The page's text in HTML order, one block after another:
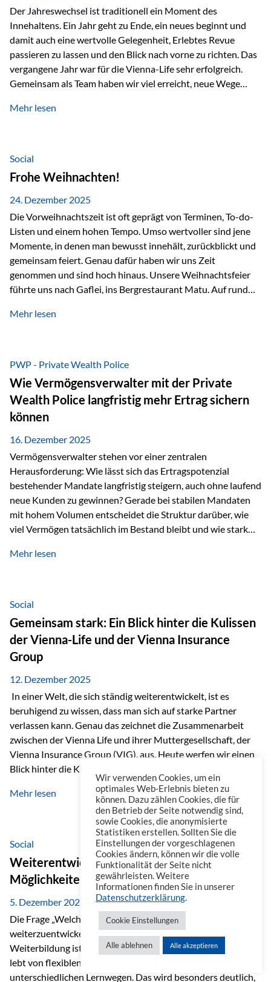
Der Jahreswechsel ist traditionell ein Moment des
Innehaltens. Ein Jahr geht zu Ende, ein neues beginnt und
damit auch eine wertvolle Gelegenheit, Erlebtes Revue
passieren zu lassen und den Blick nach vorne zu richten. Das
vergangene Jahr war für die Vienna-Life sehr erfolgreich.
Gemeinsam als Team haben wir viel erreicht, neue Wege
Veranstaltungen wie der Schnifisschnauf, aber auch unsere
starkes Miteinander ist. Neben diesen gemeinsamen
Erlebnissen konnten wir…
Mehr lesen
Social
Frohe Weihnachten!
24. Dezember 2025
Die Vorweihnachtszeit ist oft geprägt von Terminen, To-do-
Listen und einem hohen Tempo. Umso wertvoller sind jene
Momente, in denen man bewusst innehält, zurückblickt und
gemeinsam feiert. Genau dafür haben wir uns Zeit
genommen und sind hoch hinaus. Unsere Weihnachtsfeier
führte uns nach Gaflei, ins Bergrestaurant Matu. Auf rund
beeindruckendes Panorama, sondern auch etwas, das im
verschneiter Landschaft, bei feinem Essen, guter Musik und
einer entspannten…
Mehr lesen
PWP - Private Wealth Police
Wie Vermögensverwalter mit der Private
Wealth Police langfristig mehr Ertrag sichern
können
16. Dezember 2025
Vermögensverwalter stehen vor einer zentralen
Herausforderung: Wie lässt sich das Ertragspotenzial
bestehender Mandate langfristig steigern, auch ohne laufend
neue Kunden zu gewinnen? Gerade bei stabilen Mandaten
mit hohem Volumen entscheidet die Struktur darüber, wie
viel Vermögen tatsächlich im Bestand bleibt und wie stark
Beispiel verdeutlicht diese Wirkung besonders deutlich.
hinzukommen, spielt nicht nur die Rendite eine Rolle. Auch
steuerliche Effekte haben einen erheblichen Einfluss auf…
Mehr lesen
Social
Gemeinsam stark: Ein Blick hinter die Kulissen
der Vienna-Life und der Vienna Insurance
Group
12. Dezember 2025
In einer Welt, die sich ständig weiterentwickelt, ist es
beruhigend zu wissen, dass man sich auf starke Partner
verlassen kann. Genau das zeichnet die Zusammenarbeit
zwischen der Vienna Life und ihrer Muttergesellschaft, der
Vienna Insurance Group (VIG), aus. Heute werfen wir einen
Blick hinter die Kulissen auf eine Unternehmensgruppe mit
beeindruckender Geschichte, gewachsenem Know-how und
einem stabilen Fundament. Ein starkes Netzwerk in ganz
Europa Die Vienna Insurance Group ist die führende
Versicherungsgruppe in Zentral- und Osteuropa. Mit über
50 Versicherungsgesellschaften in insgesamt 30 Ländern
verbindet sie regionale Stärke mit internationaler
Kompetenz.
Mehr lesen
Social
Weiterentwicklung im Berufsalltag: Welche
Möglichkeiten es gibt
5. Dezember 2025
Die Frage „Welche Möglichkeiten gibt es, sich
weiterzuentwickeln?“ lässt sich heute vielseitig beantworten.
Weiterbildung ist längst kein starrer Prozess mehr, sondern
lebt von flexiblen Formaten, individuellen Bedürfnissen und
unterschiedlichen Lernwegen. Das wird besonders deutlich,
Wir verwenden Cookies, um ein
optimales Web-Erlebnis bieten zu
können. Dazu zählen Cookies, die für
den Betrieb der Seite notwendig sind,
sowie Cookies, die anonymisierte
Statistiken erstellen. Sollten Sie die
Einstellungen der vorgeschlagenen
Cookies ändern, können wir die volle
Funktionalität der Seite nicht
gewährleisten. Weitere
Informationen finden Sie in unserer
Datenschutzerklärung.
Cookie Einstellungen
Alle ablehnen Alle akzeptieren